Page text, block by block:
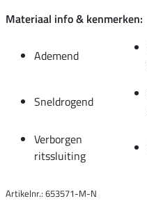
Materiaal info & kenmerken:
Ademend
Sneldrogend
Verborgen
ritssluiting
Artikelnr.: 653571-M-N